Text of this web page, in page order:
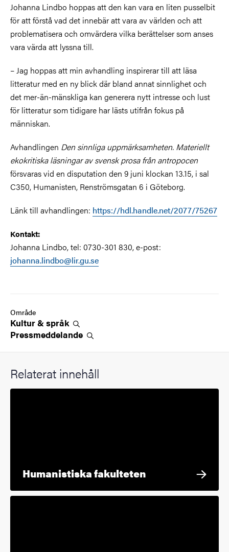
Johanna Lindbo hoppas att den kan vara en liten pusselbit
för att förstå vad det innebär att vara av världen och att
problematisera och omvärdera vilka berättelser som anses
vara värda att lyssna till.
– Jag hoppas att min avhandling inspirerar till att läsa
litteratur med en ny blick där bland annat sinnlighet och
det mer-än-mänskliga kan generera nytt intresse och lust
för litteratur som tidigare har lästs utifrån fokus på
människan.
Avhandlingen Den sinnliga uppmärksamheten. Materiellt
ekokritiska läsningar av svensk prosa från antropocen
försvaras vid en disputation den 9 juni klockan 13.15, i sal
C350, Humanisten, Renströmsgatan 6 i Göteborg.
Länk till avhandlingen: https://hdl.handle.net/2077/75267
Kontakt:
Johanna Lindbo, tel: 0730-301 830, e-post:
johanna.lindbo@lir.gu.se
Område
Kultur &språk
Pressmeddelande
Relaterat innehåll
Humanistiska fakulteten